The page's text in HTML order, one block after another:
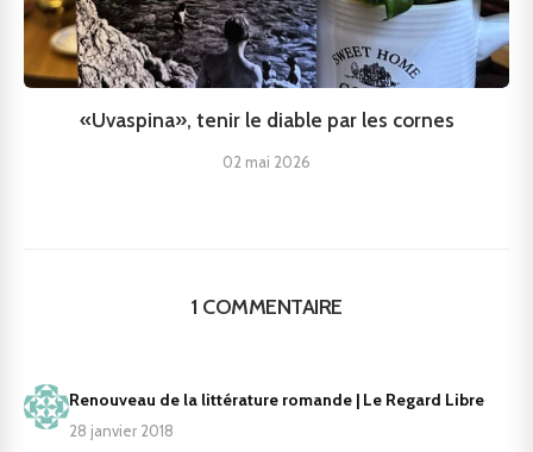
«Uvaspina», tenir le diable par les cornes
02 mai 2026
1 COMMENTAIRE
Renouveau de la littérature romande | Le Regard Libre·
28 janvier 2018